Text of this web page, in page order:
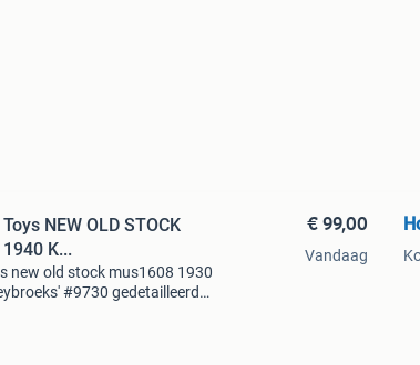
NEW OLD STOCK
K...
new old stock mus1608 1930
#9730 gedetailleerd
€ 99,00
Vandaag